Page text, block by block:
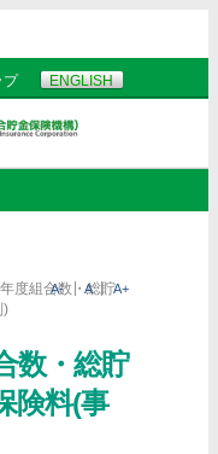
プ ENGLISH
度組合数・総貯
)
数・総貯
険料(事
A- A A+